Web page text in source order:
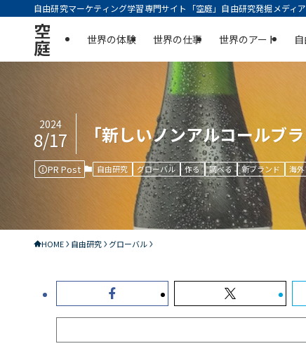
自由研究マーケティング学習専門サイト「空庭」自由研究発掘メディ
空
庭 世界の体験 世界の仕事 世界のアート
「新しいノンアルコールブ
2024
8/17
PR Post 自由研究 グローバル 作る 調べる 新ブランド 海
HOME 自由研究 グローバル